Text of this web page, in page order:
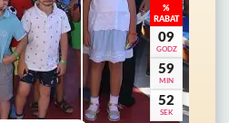
%
RABAT
09
GODZ
59
MIN
50
SEK